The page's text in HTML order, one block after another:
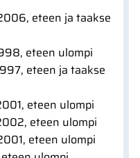
eteen ja taakse
eteen ulompi
eteen ja taakse
eteen ulompi
eteen ulompi
eteen ulompi